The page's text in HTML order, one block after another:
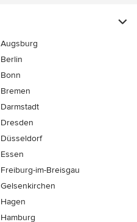
Augsburg
Berlin
Bonn
Bremen
Darmstadt
Dresden
Düsseldorf
Essen
Freiburg-im-Breisgau
Gelsenkirchen
Hagen
Hamburg